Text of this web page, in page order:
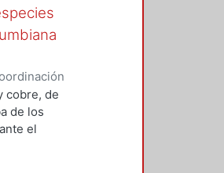
cobre, de
de los
el